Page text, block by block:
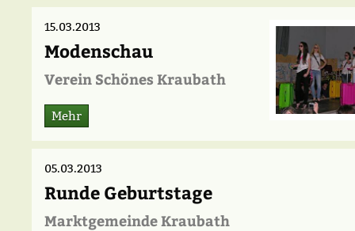
15.03.2013
Modenschau
Verein Schönes Kraubath
Mehr
05.03.2013
Runde Geburtstage
Marktgemeinde Kraubath